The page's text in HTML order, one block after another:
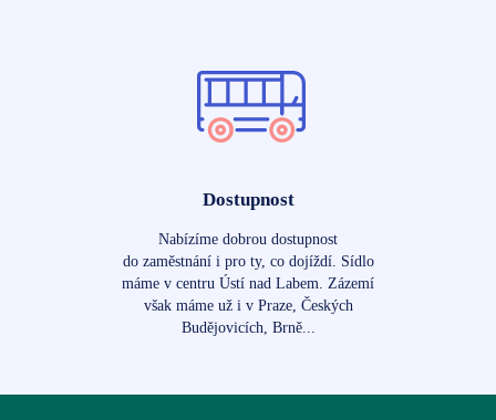
Dostupnost
Nabízíme dobrou dostupnost
do zaměstnání i pro ty, co dojíždí. Sídlo
máme v centru Ústí nad Labem. Zázemí
však máme už i v Praze, Českých
Budějovicích, Brně...